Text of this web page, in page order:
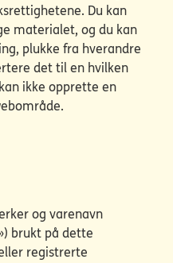
Du kan
materialet, og du kan
plukke fra hverandre
det til en hvilken
ikke opprette en
og varenavn
brukt på dette
registrerte